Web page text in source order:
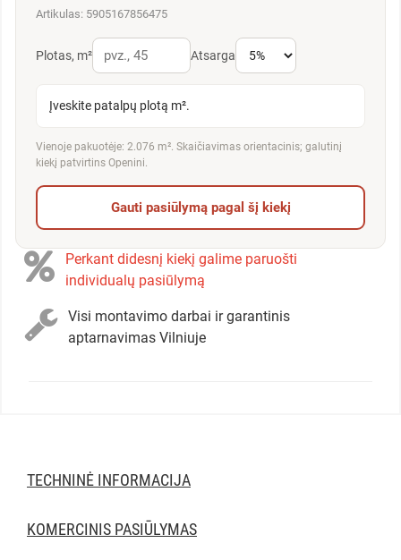
Artikulas: 5905167856475
Plotas, m² Atsarga
Įveskite patalpų plotą m².
Vienoje pakuotėje: 2.076 m². Skaičiavimas orientacinis; galutinį
kiekį patvirtins Openini.
Gauti pasiūlymą pagal šį kiekį
Perkant didesnį kiekį galime paruošti
individualų pasiūlymą
Visi montavimo darbai ir garantinis
aptarnavimas Vilniuje
TECHNINĖ INFORMACIJA
KOMERCINIS PASIŪLYMAS